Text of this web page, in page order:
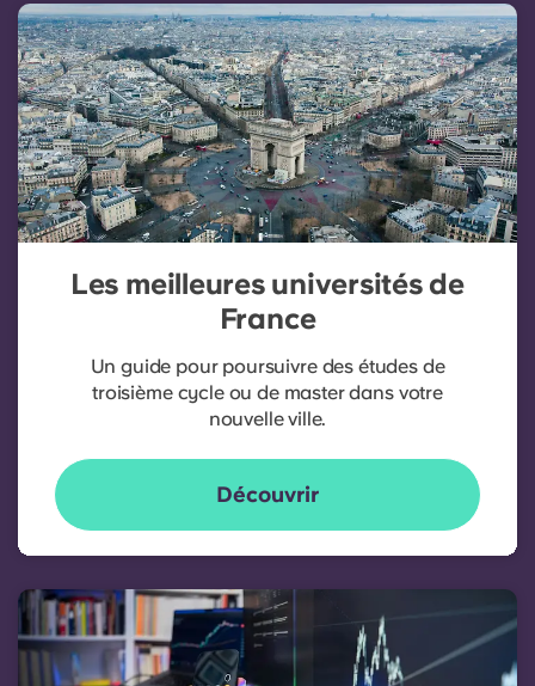
Les meilleures universités de
France
Un guide pour poursuivre des études de
troisième cycle ou de master dans votre
nouvelle ville.
Découvrir